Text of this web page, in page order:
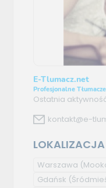
E-Tlumacz.net
Profesjonalne
Ostatnia
kontakt@e-
LOKALIZACJA
Warszawa
Gdańsk